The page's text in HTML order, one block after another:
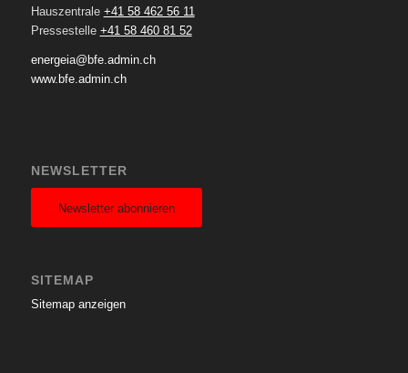
Hauszentrale +41 58 462 56 11
Pressestelle +41 58 460 81 52
energeia@bfe.admin.ch
www.bfe.admin.ch
NEWSLETTER
Newsletter abonnieren
SITEMAP
Sitemap anzeigen